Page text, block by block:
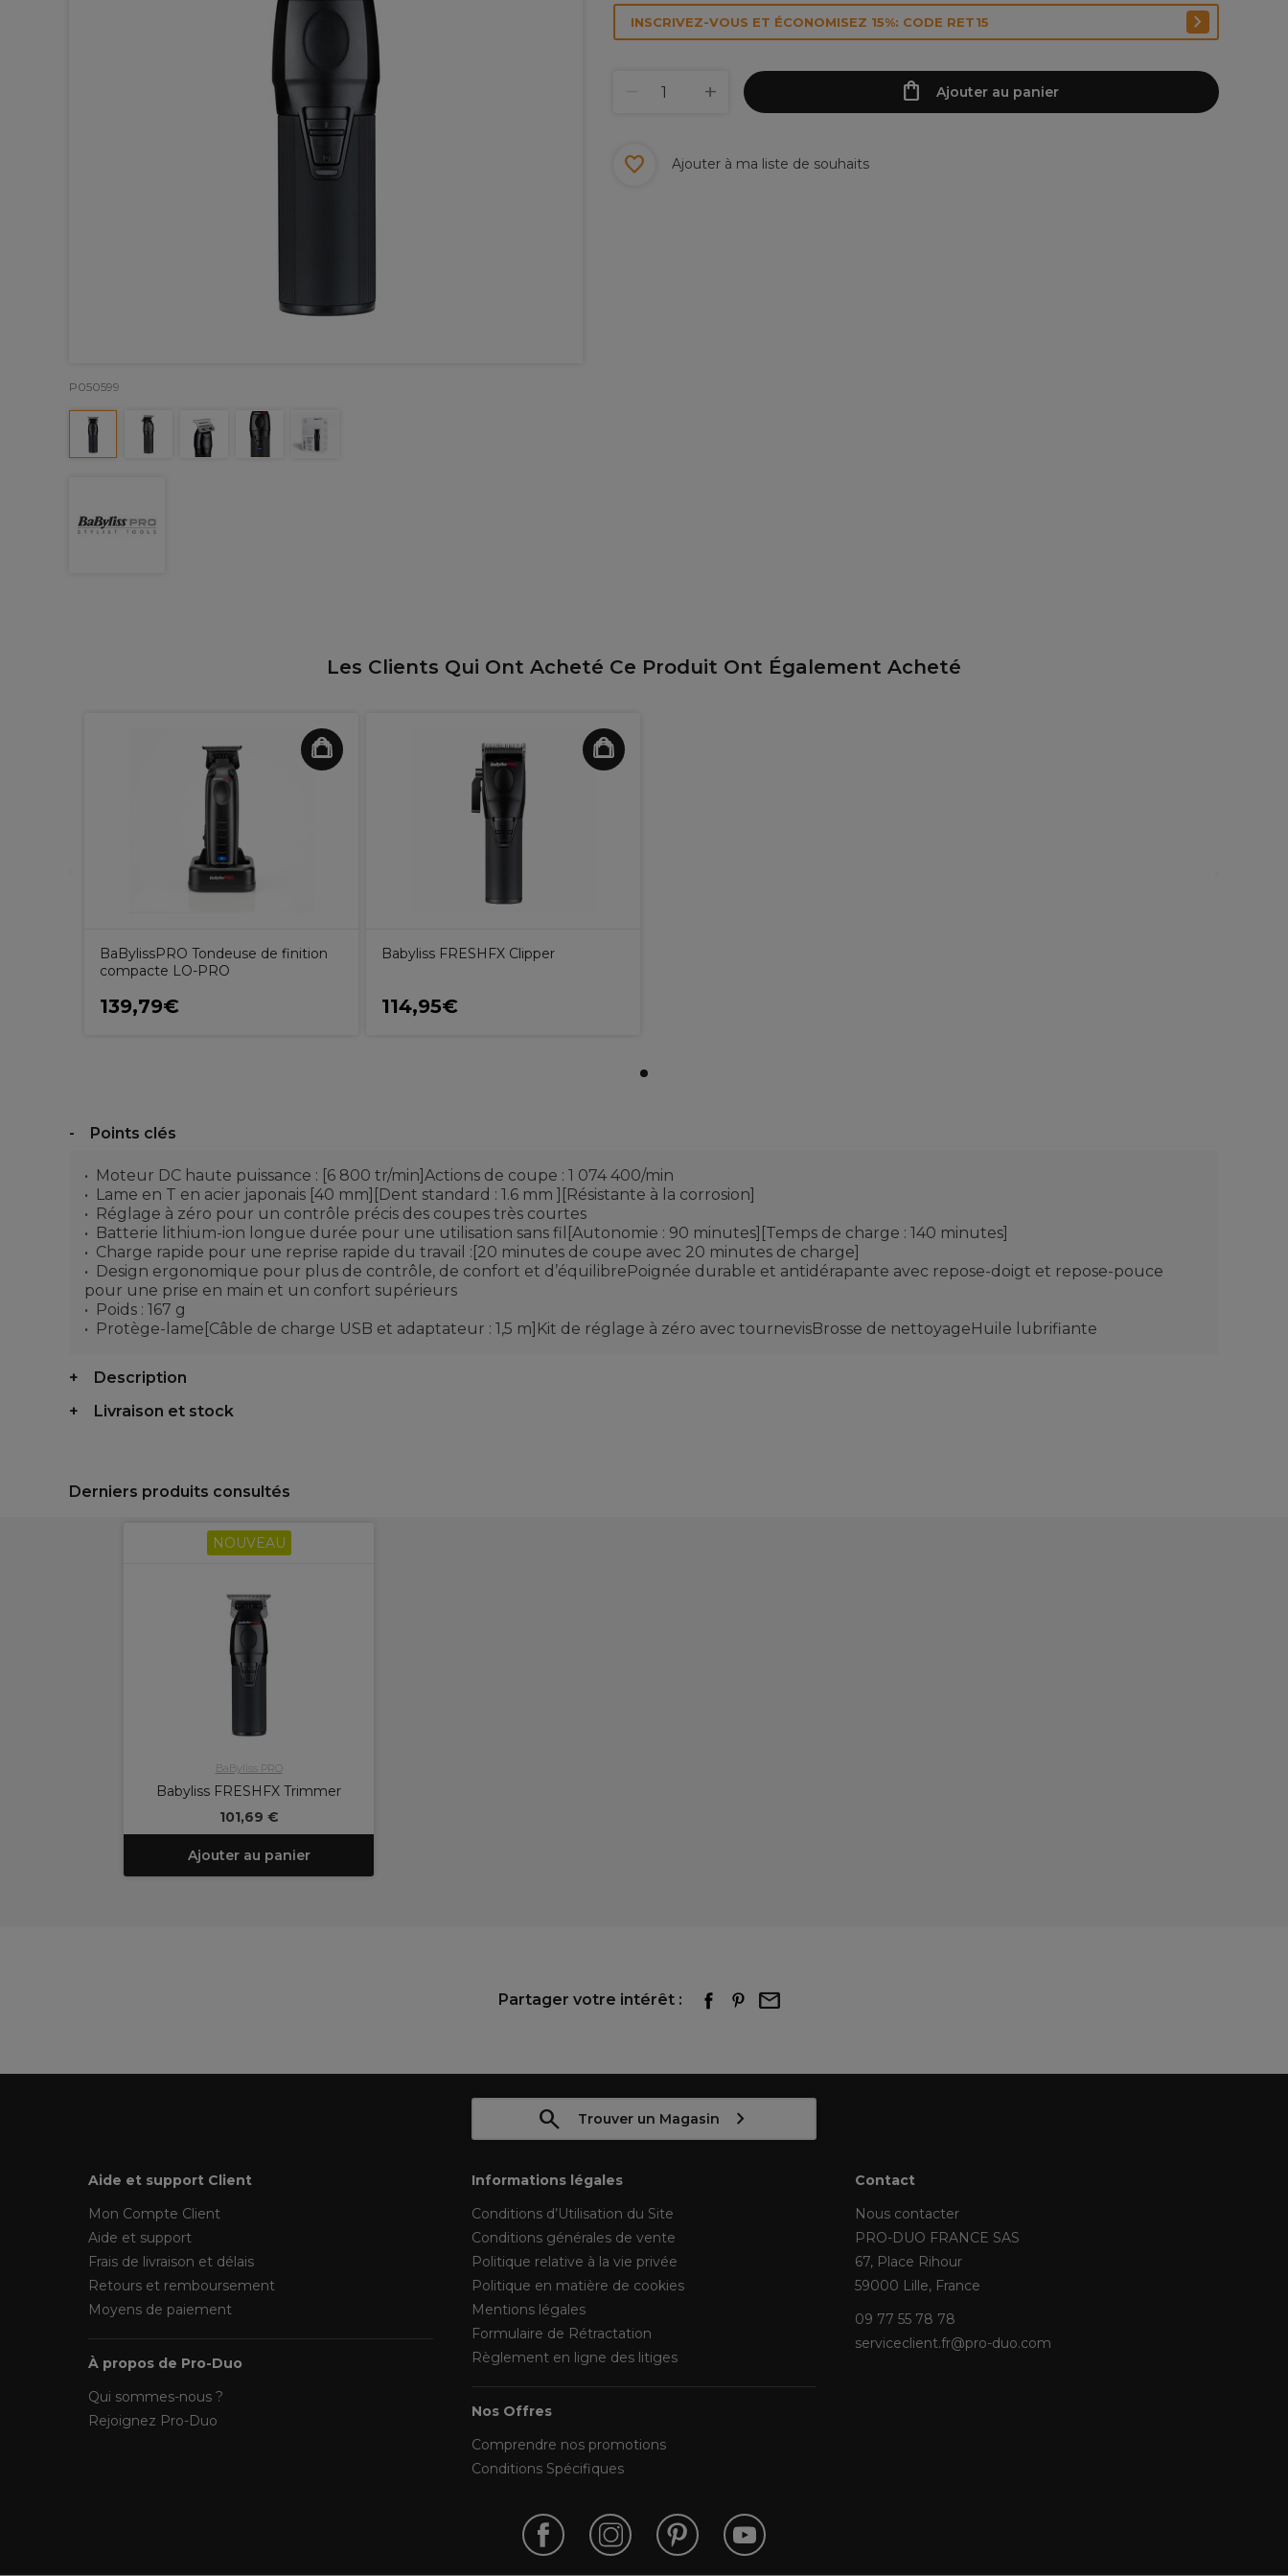
P050599
INSCRIVEZ-VOUS ET ÉCONOMISEZ 15%: CODE RET15
Ajouter au panier
Ajouter à ma liste de souhaits
Les Clients Qui Ont Acheté Ce Produit Ont Également Acheté
BaBylissPRO Tondeuse de finition
compacte LO-PRO
139,79€
Babyliss FRESHFX Clipper
114,95€
Points clés
Moteur DC haute puissance : [6 800 tr/min]Actions de coupe : 1 074 400/min
Lame en T en acier japonais [40 mm][Dent standard : 1.6 mm ][Résistante à la corrosion]
Réglage à zéro pour un contrôle précis des coupes très courtes
Batterie lithium-ion longue durée pour une utilisation sans fil[Autonomie : 90 minutes][Temps de charge : 140 minutes]
Charge rapide pour une reprise rapide du travail :[20 minutes de coupe avec 20 minutes de charge]
Design ergonomique pour plus de contrôle, de confort et d’équilibrePoignée durable et antidérapante avec repose-doigt et repose-pouce
pour une prise en main et un confort supérieurs
Poids : 167 g
Protège-lame[Câble de charge USB et adaptateur : 1,5 m]Kit de réglage à zéro avec tournevisBrosse de nettoyageHuile lubrifiante
Description
Livraison et stock
Derniers produits consultés
NOUVEAU
BaByliss PRO
Babyliss FRESHFX Trimmer
101,69 €
Ajouter au panier
Partager votre intérêt :
Trouver un Magasin
Aide et support Client
Mon Compte Client
Aide et support
Frais de livraison et délais
Retours et remboursement
Moyens de paiement
À propos de Pro-Duo
Qui sommes-nous ?
Rejoignez Pro-Duo
Informations légales
Conditions d’Utilisation du Site
Conditions générales de vente
Politique relative à la vie privée
Politique en matière de cookies
Mentions légales
Formulaire de Rétractation
Règlement en ligne des litiges
Nos Offres
Comprendre nos promotions
Conditions Spécifiques
Contact
Nous contacter
PRO-DUO FRANCE SAS
67, Place Rihour
59000 Lille, France
09 77 55 78 78
serviceclient.fr@pro-duo.com